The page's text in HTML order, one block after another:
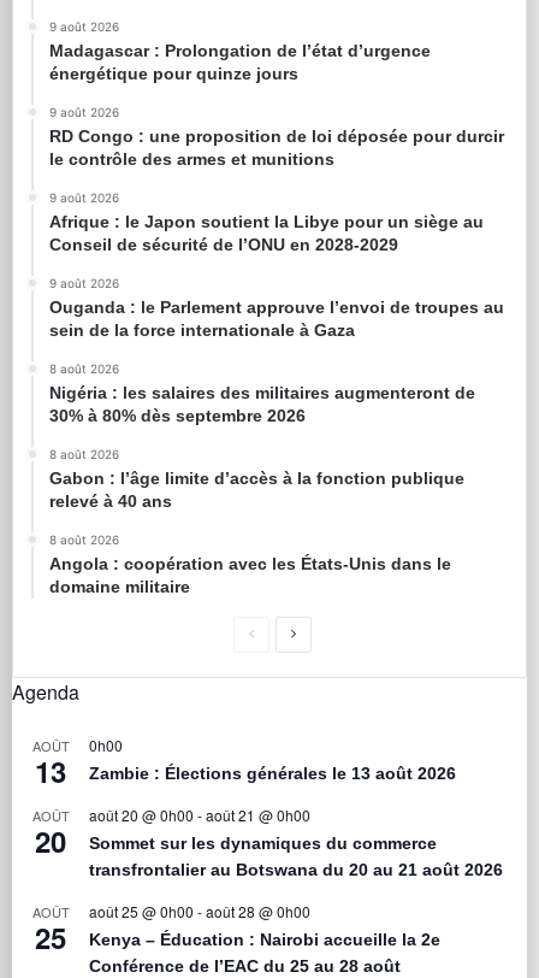
9 août 2026
Madagascar : Prolongation de l’état d’urgence
énergétique pour quinze jours
9 août 2026
RD Congo : une proposition de loi déposée pour durcir
le contrôle des armes et munitions
9 août 2026
Afrique : le Japon soutient la Libye pour un siège au
Conseil de sécurité de l’ONU en 2028-2029
9 août 2026
Ouganda : le Parlement approuve l’envoi de troupes au
sein de la force internationale à Gaza
8 août 2026
Nigéria : les salaires des militaires augmenteront de
30% à 80% dès septembre 2026
8 août 2026
Gabon : l’âge limite d’accès à la fonction publique
relevé à 40 ans
8 août 2026
Angola : coopération avec les États-Unis dans le
domaine militaire
Agenda
AOÛT
13
0h00
Zambie : Élections générales le 13 août 2026
AOÛT
20
août 20 @ 0h00 -août 21 @ 0h00
Sommet sur les dynamiques du commerce
transfrontalier au Botswana du 20 au 21 août 2026
AOÛT
25
août 25 @ 0h00 -août 28 @ 0h00
Kenya – Éducation : Nairobi accueille la 2e
Conférence de l’EAC du 25 au 28 août